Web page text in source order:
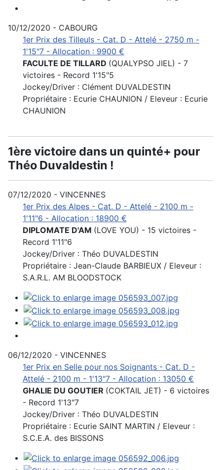
10/12/2020 - CABOURG
1er Prix des Tilleuls - Cat. D - Attelé - 2750 m -
1'15"7 - Allocation : 9900 €
FACULTE DE TILLARD (QUALYPSO JIEL) - 7
victoires - Record 1'15"5
Jockey/Driver : Clément DUVALDESTIN
Propriétaire : Ecurie CHAUNION / Eleveur : Ecurie
CHAUNION
1ère victoire dans un quinté+ pour
Théo Duvaldestin !
07/12/2020 - VINCENNES
1er Prix des Alpes - Cat. D - Attelé - 2100 m -
1'11"6 - Allocation : 18900 €
DIPLOMATE D'AM (LOVE YOU) - 15 victoires -
Record 1'11"6
Jockey/Driver : Théo DUVALDESTIN
Propriétaire : Jean-Claude BARBIEUX / Eleveur :
S.A.R.L. AM BLOODSTOCK
06/12/2020 - VINCENNES
1er Prix en Selle pour nos Soignants - Cat. D -
Attelé - 2100 m - 1'13"7 - Allocation : 13050 €
GHALIE DU GOUTIER (COKTAIL JET) - 6 victoires
- Record 1'13"7
Jockey/Driver : Théo DUVALDESTIN
Propriétaire : Ecurie SAINT MARTIN / Eleveur :
S.C.E.A. des BISSONS